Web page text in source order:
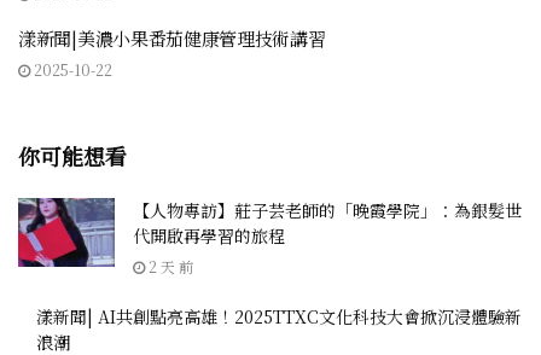
漾新聞|美濃小果番茄健康管理技術講習
2025-10-22
你可能想看
【人物專訪】莊子芸老師的「晚霞學院」：為銀髮世
代開啟再學習的旅程
2 天 前
漾新聞| AI共創點亮高雄！2025TTXC文化科技大會掀沉浸體驗新
浪潮